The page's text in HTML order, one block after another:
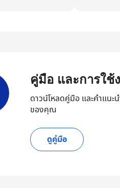
คู่มือ และการใช้
ดาวน์โหลดคู่มือ และคำแน
ของคุณ
ดูคู่มือ